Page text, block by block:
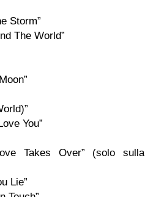
Storm”
The World”
You”
Takes Over” (solo sulla
Lie”